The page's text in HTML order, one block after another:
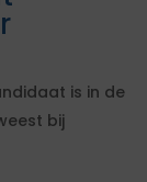
is in de
bij